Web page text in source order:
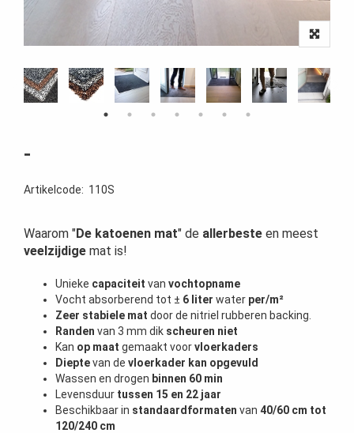
-
Artikelcode: 110S
Waarom "De katoenen mat" de allerbeste en meest
veelzijdige mat is!
Unieke capaciteit van vochtopname
Vocht absorberend tot ± 6 liter water per/m²
Zeer stabiele mat door de nitriel rubberen backing.
Randen van 3 mm dik scheuren niet
Kan op maat gemaakt voorvloerkaders
Dieptevan de vloerkader kan opgevuld
Wassen en drogen binnen 60 min
Levensduur tussen 15 en 22 jaar
Beschikbaar in standaardformaten van 40/60 cm tot
120/240 cm